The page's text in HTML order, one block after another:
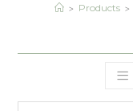
> Products >